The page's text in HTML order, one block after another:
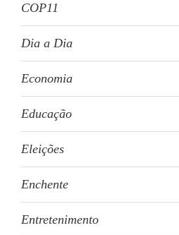
COP11
Dia a Dia
Economia
Educação
Eleições
Enchente
Entretenimento